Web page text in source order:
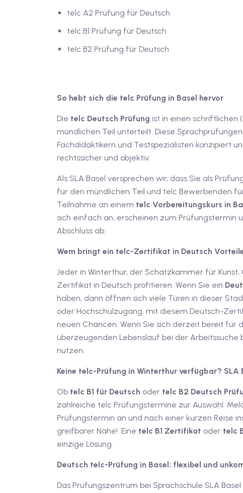
telc A2 Prüfung für Deutsch
telc B1 Prüfung für Deutsch
telc B2 Prüfung für Deutsch
So hebt sich die telc Prüfung in Basel hervor
Die telc Deutsch Prüfung ist in einen schriftlichen
mündlichen Teil unterteilt. Diese
Fachdidaktikern und Testspezialisten konzipiert
rechtssicher und objektiv.
Als SLA Basel versprechen wir, dass Sie als
für den mündlichen Teil und telc Bewerbenden
Teilnahme an einem telc Vorbereitungskurs in
sich einfach an, erscheinen zum Prüfungstermin
Abschluss ab.
Wem bringt ein telc-Zertifikat in Deutsch
Jeder in Winterthur, der Schatzkammer für
Zertifikat in Deutsch profitieren. Wenn Sie ein
haben, dann öffnen sich viele Türen in dieser
oder Hochschulzugang, mit diesem Deutsch-
neuen Chancen. Wenn Sie sich derzeit bereit für
überzeugenden Lebenslauf bei der
nutzen.
Keine telc-Prüfung in Winterthur verfügbar? SLA
Ob telc B1 für Deutsch oder telc B2 Deutsch
zahlreiche telc Prüfungstermine zur Auswahl.
Prüfungstermin an und nach einer kurzen Reise
greifbarer Nähe!. Eine telc B1 Zertifikat oder telc
einzige Lösung.
Deutsch telc-Prüfung in Basel: flexibel und
Das Prüfungszentrum bei Sprachschule SLA